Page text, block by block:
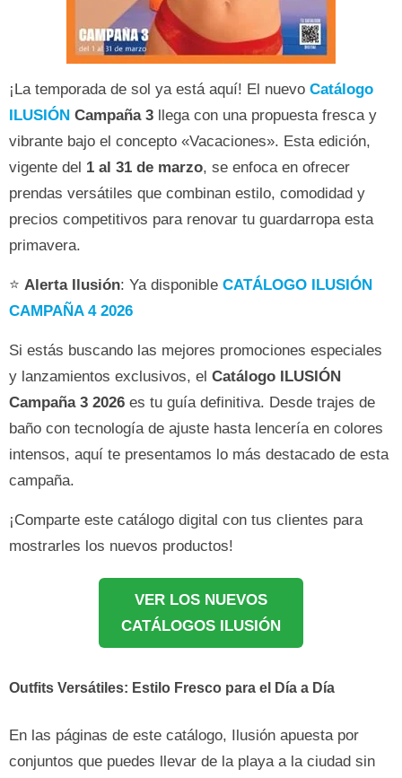
¡La temporada de sol ya está aquí! El nuevo Catálogo
ILUSIÓN Campaña 3 llega con una propuesta fresca y
vibrante bajo el concepto «Vacaciones». Esta edición,
vigente del 1 al 31 de marzo, se enfoca en ofrecer
prendas versátiles que combinan estilo, comodidad y
precios competitivos para renovar tu guardarropa esta
primavera.
⭐ Alerta Ilusión: Ya disponible CATÁLOGO ILUSIÓN
CAMPAÑA 4 2026
Si estás buscando las mejores promociones especiales
y lanzamientos exclusivos, el Catálogo ILUSIÓN
Campaña 3 2026 es tu guía definitiva. Desde trajes de
baño con tecnología de ajuste hasta lencería en colores
intensos, aquí te presentamos lo más destacado de esta
campaña.
¡Comparte este catálogo digital con tus clientes para
mostrarles los nuevos productos!
VER LOS NUEVOS
CATÁLOGOS ILUSIÓN
Outfits Versátiles: Estilo Fresco para el Día a Día
En las páginas de este catálogo, Ilusión apuesta por
conjuntos que puedes llevar de la playa a la ciudad sin